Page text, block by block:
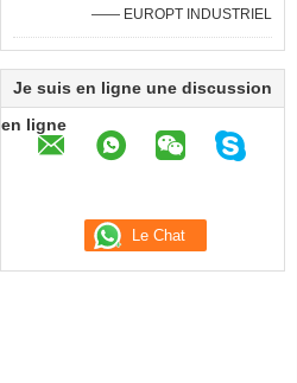
—— EUROPT INDUSTRIEL
Je suis en ligne une discussion
en ligne